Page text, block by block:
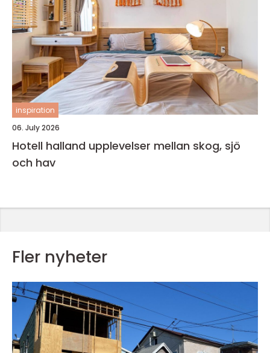
inspiration
06. July 2026
Hotell halland upplevelser mellan skog, sjö
och hav
Fler nyheter